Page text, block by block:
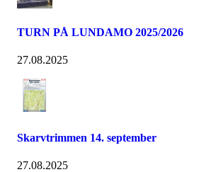
TURN PÅ LUNDAMO 2025/2026
27.08.2025
Skarvtrimmen 14. september
27.08.2025